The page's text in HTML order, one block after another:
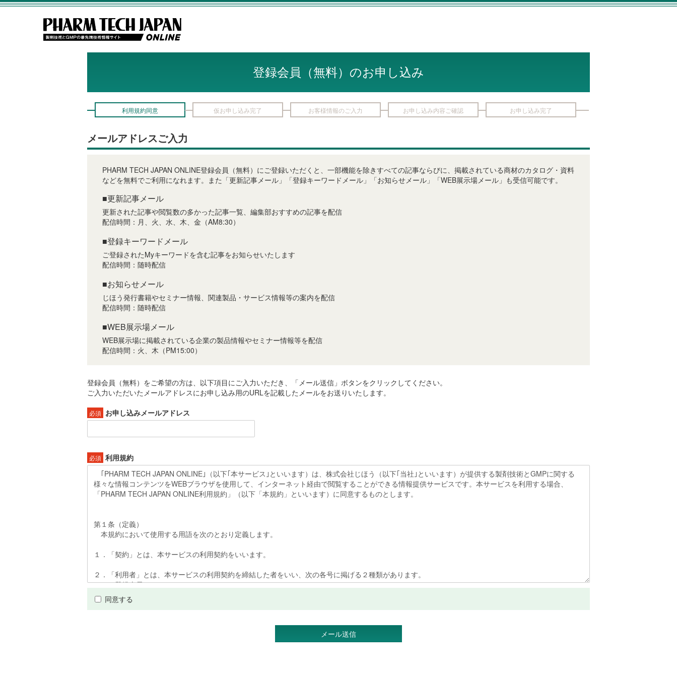
登録会員（無料）のお申し込み
利用規約同意 仮お申し込み完了 お客様情報のご入力 お申し込み内容ご確認 お申し込み完了
メールアドレスご入力
PHARM TECH JAPAN ONLINE登録会員（無料）にご登録いただくと、一部機能を除きすべての記事ならびに、掲載されている商材のカタログ・資料
などを無料でご利用になれます。また「更新記事メール」「登録キーワードメール」「お知らせメール」「WEB展示場メール」も受信可能です。
■更新記事メール
更新された記事や閲覧数の多かった記事一覧、編集部おすすめの記事を配信
配信時間：月、火、水、木、金（AM8:30）
■登録キーワードメール
ご登録されたMyキーワードを含む記事をお知らせいたします
配信時間：随時配信
■お知らせメール
じほう発行書籍やセミナー情報、関連製品・サービス情報等の案内を配信
配信時間：随時配信
■WEB展示場メール
WEB展示場に掲載されている企業の製品情報やセミナー情報等を配信
配信時間：火、木（PM15:00）
登録会員（無料）をご希望の方は、以下項目にご入力いただき、「メール送信」ボタンをクリックしてください。
ご入力いただいたメールアドレスにお申し込み用のURLを記載したメールをお送りいたします。
必須 お申し込みメールアドレス
必須 利用規約
同意する